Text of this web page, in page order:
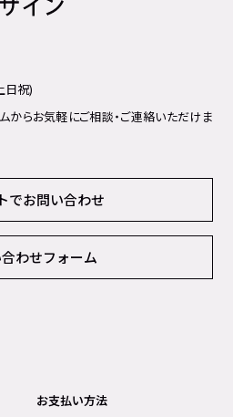
日祝)
からお気軽にご相談・ご連絡いただけま
でお問い合わせ
わせフォーム
お支払い方法